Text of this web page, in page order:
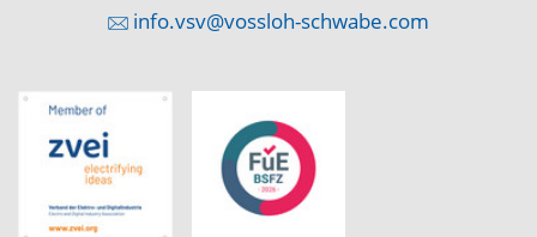
info.vsv@vossloh-schwabe.com